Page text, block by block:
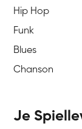
Hip Hop
Funk
Blues
Chanson
Je